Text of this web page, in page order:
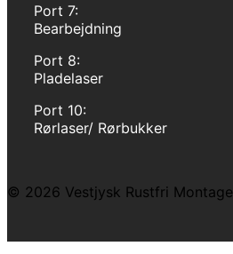
Port 7:
Bearbejdning
Port 8:
Pladelaser
Port 10:
Rørlaser/ Rørbukker
© 2026 Vestjysk Rustfri Montage